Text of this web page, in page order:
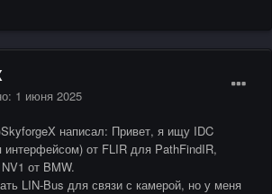
1 июня 2025
написал: Привет, я ищу IDC
интерфейсом) от FLIR для PathFindIR,
от BMW.
LIN-Bus для связи с камерой, но у меня